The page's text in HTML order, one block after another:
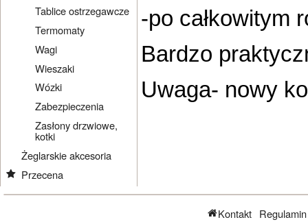
Tablice ostrzegawcze
Termomaty
Wagi
Wieszaki
Wózki
Zabezpieczenia
Zasłony drzwiowe,
kotki
Żeglarskie akcesoria
Przecena
-po całkowitym
Bardzo
Uwaga- nowy
Kontakt